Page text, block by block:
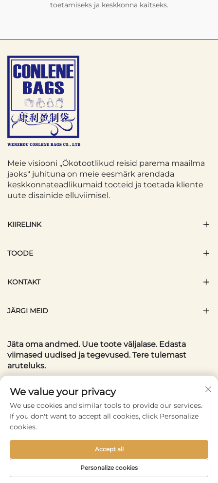
toetamiseks ja keskkonna kaitseks.
Meie visiooni „Ökotootlikud reisid parema maailma
jaoks“ juhituna on meie eesmärk arendada
keskkonnateadlikumaid tooteid ja toetada kliente
uute disainide elluviimisel.
KIIRELINK
TOODE
KONTAKT
JÄRGI MEID
Jäta oma andmed. Uue toote väljalase. Edasta
viimased uudised ja tegevused. Tere tulemast
aruteluks.
Teie meiliaadress
Subscribe
Copyright © 2025 by Wenzhou Conlene Bags CO., Ltd. -
Privaatsuspoliitika
We value your privacy
We use cookies and similar tools to provide our services.
If you don't want to accept all cookies, click Personalize
cookies.
Personalize cookies
Accept all